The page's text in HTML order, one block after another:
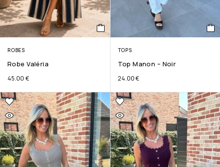
ROBES
Robe Valéria
45.00 €
TOPS
Top Manon – Noir
24.00€